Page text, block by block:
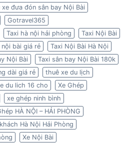
xe đưa đón sân bay Nội Bài
Gotravel365
Taxi hà nội hải phòng
Taxi Nội Bài
bài giá rẻ
Taxi Nội Bài Hà Nội
Nội Bài
Taxi sân bay Nội Bài 180k
dài giá rẻ
thuê xe du lịch
du lich 16 cho
Xe Ghép
xe ghép ninh bình
HÀ NỘI – HẢI PHÒNG
Hà Nội Hải Phòng
Xe Nội Bài